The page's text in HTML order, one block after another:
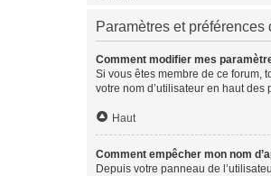
Paramètres et préférences
Comment modifier mes
Si vous êtes membre de ce forum,
votre nom d’utilisateur en haut
Haut
Comment empêcher mon nom
Depuis votre panneau de